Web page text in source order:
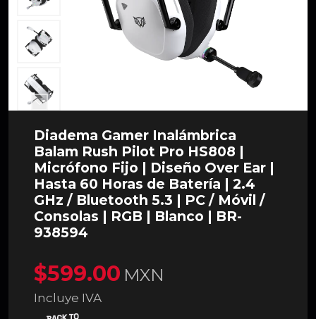
Diadema Gamer Inalámbrica
Balam Rush Pilot Pro HS808 |
Micrófono Fijo | Diseño Over Ear |
Hasta 60 Horas de Batería | 2.4
GHz / Bluetooth 5.3 | PC / Móvil /
Consolas | RGB | Blanco | BR-
938594
$599.00 MXN
Incluye IVA